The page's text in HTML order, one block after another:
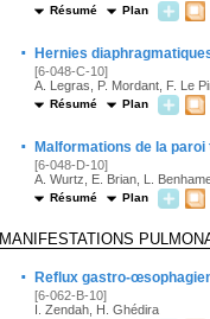
Résumé Plan
· Hernies
[6-048-C-10]
A. Legras, P. Mordant, F. Le
Résumé Plan
· Malformations de la
[6-048-D-10]
A. Wurtz, E. Brian, L.
Résumé Plan
MANIFESTATIONS
· Reflux gastro-
[6-062-B-10]
I. Zendah, H. Ghédira